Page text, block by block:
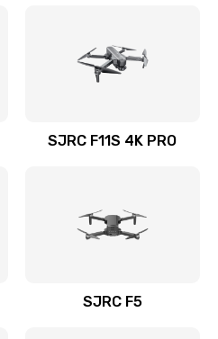
SJRC F11S 4K PRO
SJRC F5